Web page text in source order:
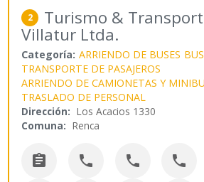
2 Turismo &
Villatur Ltda.
Categoría: ARRIENDO DE BUSES
TRANSPORTE DE PASAJEROS
ARRIENDO DE CAMIONETAS Y
TRASLADO DE PERSONAL
Dirección: Los Acacios 1330
Comuna: Renca
   